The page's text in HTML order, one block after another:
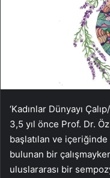
‘Kadınlar Dünyayı
3,5 yıl önce Prof. Dr.
başlatılan ve
bulunan bir
uluslararası bir